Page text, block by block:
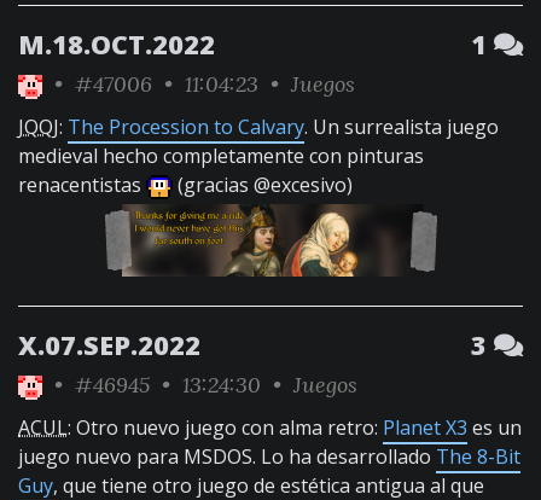
M.18.OCT.2022 1
• #47006 • 11:04:23 • Juegos
JQQJ: The Procession to Calvary. Un surrealista juego
medieval hecho completamente con pinturas
renacentistas
(gracias @excesivo)
X.07.SEP.2022 3
• #46945 • 13:24:30 • Juegos
ACUL: Otro nuevo juego con alma retro: Planet X3 es un
juego nuevo para MSDOS. Lo ha desarrollado The 8-Bit
Guy, que tiene otro juego de estética antigua al que